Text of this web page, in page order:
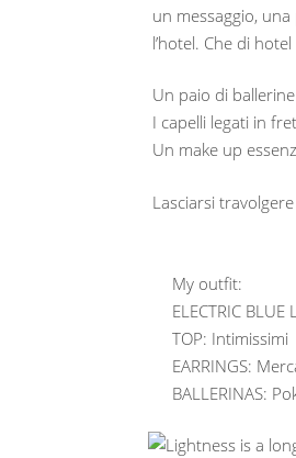
un messaggio,
l’hotel. Che di
Un paio di
I capelli legati in
Un make up
Lasciarsi
My outfit:
ELECTRIC
TOP: Intimissimi
EARRINGS:
BALLERINAS: